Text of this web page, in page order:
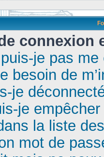
connexion
je pas
besoin de
je
je
la liste
mot de